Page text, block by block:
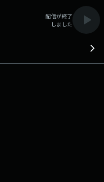
ん。 強さの奥にある内面の変化
アするコーナー、 「真夜中読
す。 メッセージは番組ホームペ
しょう。 02:31 ICY RAIN /
配信が終了
しました